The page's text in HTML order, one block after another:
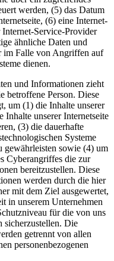
werden, (5) das Datum
(6) eine Internet-
Service-Provider
ähnliche Daten und
im Falle von Angriffen auf
dienen.
und Informationen zieht
betroffene Person. Diese
um (1) die Inhalte unserer
Inhalte unserer Internetseite
(3) die dauerhafte
Systeme
gewährleisten sowie (4) um
Cyberangriffes die zur
bereitzustellen. Diese
werden durch die hier
mit dem Ziel ausgewertet,
in unserem Unternehmen
für die von uns
sicherzustellen. Die
getrennt von allen
personenbezogenen